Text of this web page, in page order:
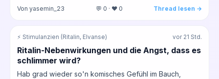
Von yasemin_23 💬 0 · ❤️ 0 Thread lesen →
⚡ Stimulanzien (Ritalin, Elvanse) vor 21 Std.
Ritalin-Nebenwirkungen und die Angst, dass es
schlimmer wird?
Hab grad wieder so'n komisches Gefühl im Bauch,